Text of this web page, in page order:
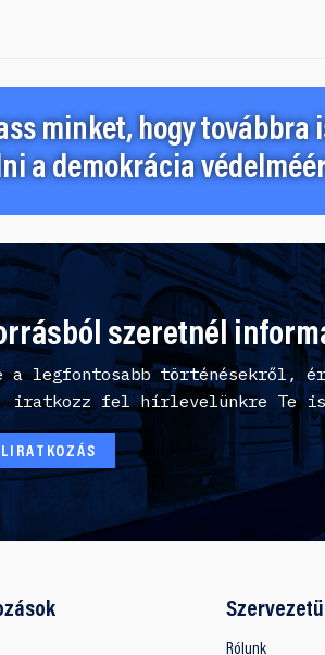
minket, hogy továbbra
a demokrácia
szeretnél
a legfontosabb történésekről,
iratkozz fel hírlevelünkre Te
Rólunk